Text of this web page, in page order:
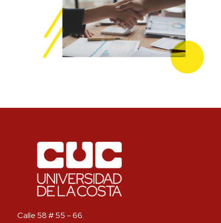
Calle 58 # 55 – 66.